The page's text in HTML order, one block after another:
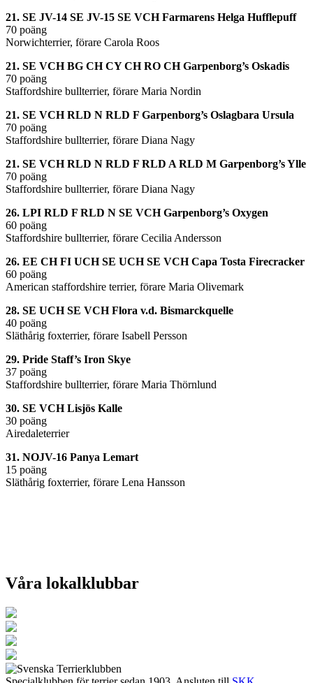
21. SE JV-14 SE JV-15 SE VCH Farmarens Helga Hufflepuff
70 poäng
Norwichterrier, förare Carola Roos
21. SE VCH BG CH CY CH RO CH Garpenborg’s Oskadis
70 poäng
Staffordshire bullterrier, förare Maria Nordin
21. SE VCH RLD N RLD F Garpenborg’s Oslagbara Ursula
70 poäng
Staffordshire bullterrier, förare Diana Nagy
21. SE VCH RLD N RLD F RLD A RLD M Garpenborg’s Ylle
70 poäng
Staffordshire bullterrier, förare Diana Nagy
26. LPI RLD F RLD N SE VCH Garpenborg’s Oxygen
60 poäng
Staffordshire bullterrier, förare Cecilia Andersson
26. EE CH FI UCH SE UCH SE VCH Capa Tosta Firecracker
60 poäng
American staffordshire terrier, förare Maria Olivemark
28. SE UCH SE VCH Flora v.d. Bismarckquelle
40 poäng
Släthårig foxterrier, förare Isabell Persson
29. Pride Staff’s Iron Skye
37 poäng
Staffordshire bullterrier, förare Maria Thörnlund
30. SE VCH Lisjös Kalle
30 poäng
Airedaleterrier
31. NOJV-16 Panya Lemart
15 poäng
Släthårig foxterrier, förare Lena Hansson
Våra lokalklubbar